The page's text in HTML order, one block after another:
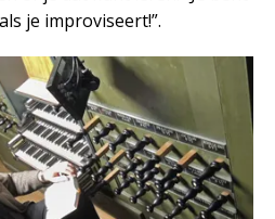
je improviseert!”.